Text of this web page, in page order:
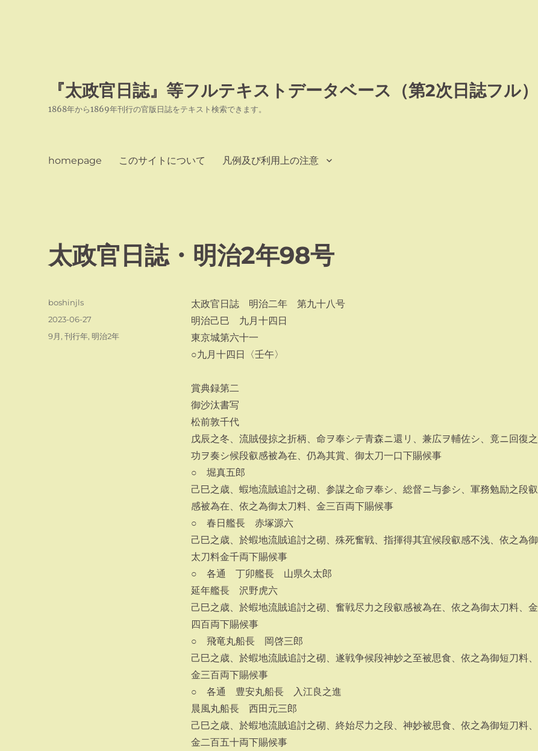
『太政官日誌』等フルテキストデータベース（第2次日誌フル）
1868年から1869年刊行の官版日誌をテキスト検索できます。
homepage このサイトについて 凡例及び利用上の注意
太政官日誌・明治2年98号
太政官日誌 明治二年 第九十八号
明治己巳 九月十四日
東京城第六十一
○九月十四日〈壬午〉
賞典録第二
御沙汰書写
松前敦千代
戊辰之冬、流賊侵掠之折柄、命ヲ奉シテ青森ニ還リ、兼広ヲ輔佐シ、竟ニ回復之
功ヲ奏シ候段叡感被為在、仍為其賞、御太刀一口下賜候事
○ 堀真五郎
己巳之歳、蝦地流賊追討之砌、参謀之命ヲ奉シ、総督ニ与参シ、軍務勉励之段叡
感被為在、依之為御太刀料、金三百両下賜候事
○ 春日艦長 赤塚源六
己巳之歳、於蝦地流賊追討之砌、殊死奮戦、指揮得其宜候段叡感不浅、依之為御
太刀料金千両下賜候事
○ 各通 丁卯艦長 山県久太郎
延年艦長 沢野虎六
己巳之歳、於蝦地流賊追討之砌、奮戦尽力之段叡感被為在、依之為御太刀料、金
四百両下賜候事
○ 飛竜丸船長 岡啓三郎
己巳之歳、於蝦地流賊追討之砌、遂戦争候段神妙之至被思食、依之為御短刀料、
金三百両下賜候事
○ 各通 豊安丸船長 入江良之進
晨風丸船長 西田元三郎
己巳之歳、於蝦地流賊追討之砌、終始尽力之段、神妙被思食、依之為御短刀料、
金二百五十両下賜候事
投
boshinjls
投
稿
2023-06-27
カ
9月 ,刊行年, 明治2年